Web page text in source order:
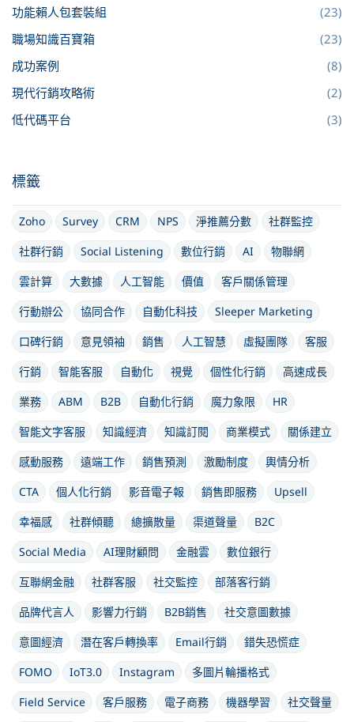
功能賴人包套裝組
(23)
職場知識百寶箱
(23)
成功案例
(8)
現代行銷攻略術
(2)
低代碼平台
(3)
標籤
Zoho Survey CRM NPS 淨推薦分數
社群監控
社群行銷
Social Listening 數位行銷 AI
物聯網
雲計算
大數據 人工智能 價值
客戶關係管理
行動辦公
協同合作 自動化科技
Sleeper Marketing
口碑行銷
意見領袖 銷售 人工智慧 虛擬團隊
客服
行銷
智能客服 自動化 視覺 個性化行銷
高速成長
業務
ABM B2B 自動化行銷 魔力象限
HR
智能文字客服
知識經濟 知識訂閱 商業模式
關係建立
感動服務
遠端工作 銷售預測 激勵制度
輿情分析
CTA
個人化行銷 影音電子報 銷售即服務
Upsell
幸福感
社群傾聽 總擴散量 渠道聲量
B2C
Social Media
AI理財顧問 金融雲
數位銀行
互聯網金融
社群客服 社交監控
部落客行銷
品牌代言人
影響力行銷 B2B銷售
社交意圖數據
意圖經濟
潛在客戶轉換率 Email行銷
錯失恐慌症
FOMO
IoT3.0 Instagram
多圖片輪播格式
Field Service
客戶服務 電子商務 機器學習 社交聲量